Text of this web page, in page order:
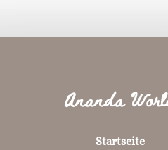
Ananda
Startseite